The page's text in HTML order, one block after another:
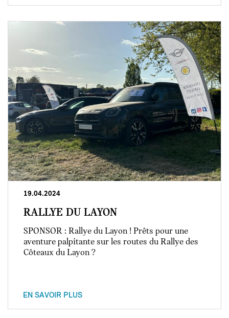
19.04.2024
RALLYE DU LAYON
SPONSOR : Rallye du Layon ! Prêts pour une
aventure palpitante sur les routes du Rallye des
Côteaux du Layon ?
EN SAVOIR PLUS